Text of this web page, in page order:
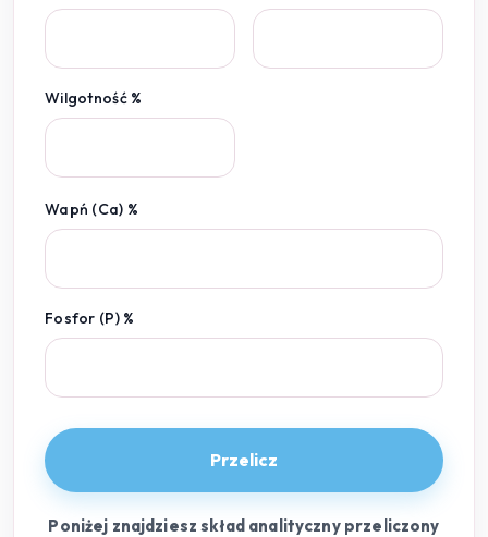
Wilgotność %
Wapń (Ca) %
Fosfor (P) %
Przelicz
Poniżej znajdziesz skład analityczny przeliczony